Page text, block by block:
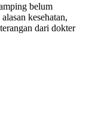
belum
kesehatan,
dari dokter